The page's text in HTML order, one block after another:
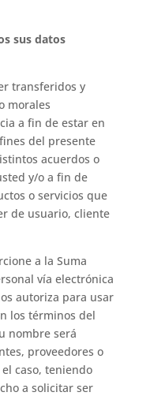
sus datos
transferidos y
morales
a fin de estar en
del presente
acuerdos o
y/o a fin de
o servicios que
de usuario, cliente
a la Suma
vía electrónica
autoriza para usar
los términos del
nombre será
proveedores o
caso, teniendo
a solicitar ser